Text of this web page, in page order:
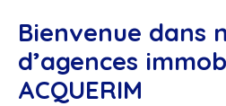
Bienvenue dans
d’agences
ACQUERIM